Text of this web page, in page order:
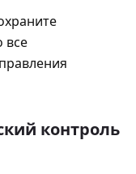
все
контроль